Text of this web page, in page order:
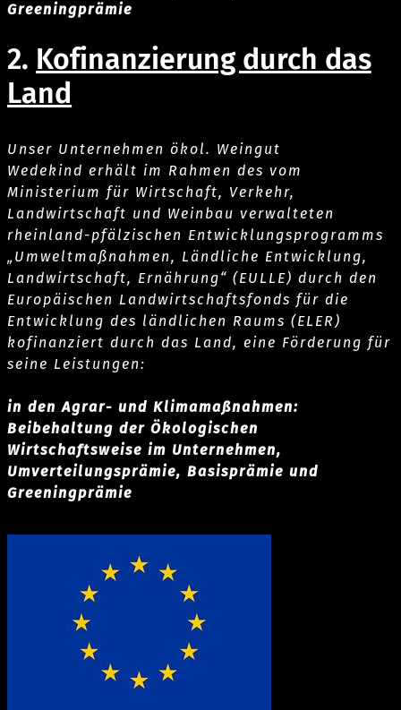
Greeningprämie
2. Kofinanzierung durch das
Land
Unser Unternehmen ökol. Weingut
Wedekind erhält im Rahmen des vom
Ministerium für Wirtschaft, Verkehr,
Landwirtschaft und Weinbau verwalteten
rheinland-pfälzischen Entwicklungsprogramms
„Umweltmaßnahmen, Ländliche Entwicklung,
Landwirtschaft, Ernährung“ (EULLE) durch den
Europäischen Landwirtschaftsfonds für die
Entwicklung des ländlichen Raums (ELER)
kofinanziert durch das Land, eine Förderung für
seine Leistungen:
in den Agrar- und Klimamaßnahmen:
Beibehaltung der Ökologischen
Wirtschaftsweise im Unternehmen,
Umverteilungsprämie, Basisprämie und
Greeningprämie